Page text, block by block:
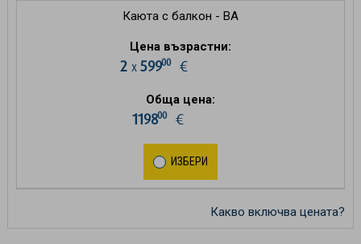
Каюта с балкон - BA
Цена възрастни:
2 х 59900€
Обща цена:
119800€
ИЗБЕРИ
Какво включва цената?